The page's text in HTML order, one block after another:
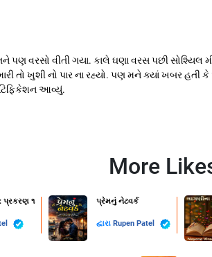
પણ વરસો વીતી ગયા. કાલે ઘણા વરસ પછી
તો ખુશી નો પાર ના રહ્યો. પણ મને ક્યાં ખબર
આવ્યું.
More
પ્રકરણ ૧ પ્રેમનું નેટવર્ક
દ્વારા Rupen Patel